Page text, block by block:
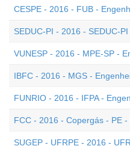
CESPE - 2016 - FUB -
SEDUC-PI - 2016 - SEDUC-
VUNESP - 2016 - MPE-SP -
IBFC - 2016 - MGS -
FUNRIO - 2016 - IFPA -
FCC - 2016 - Copergás - PE
SUGEP - UFRPE - 2016 -